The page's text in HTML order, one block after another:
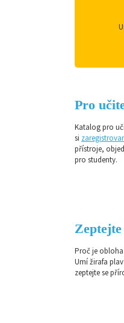
Pro
Katalog pro
si
přístroje,
pro studenty.
Proč je
Umí žirafa
zeptejte se